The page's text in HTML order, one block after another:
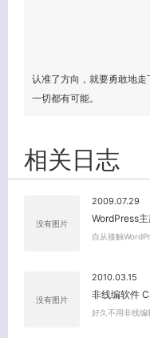
认准了方向，就要勇敢地走
一切都有可能。
相关日志
没有图片
2009.07.29
WordPress
自从接触
没有图片
2010.03.15
非线编软件
好久不用非线编